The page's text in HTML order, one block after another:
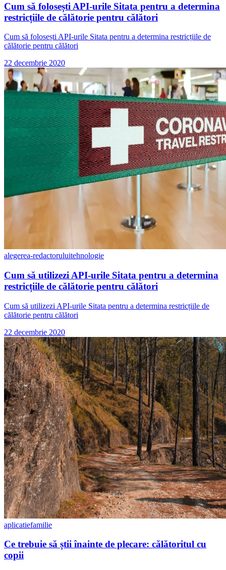
Cum să folosești API-urile Sitata pentru a determina
restricțiile de călătorie pentru călători
Cum să folosești API-urile Sitata pentru a determina restricțiile de
călătorie pentru călători
22 decembrie 2020
alegerea-redactoruluitehnologie
Cum să utilizezi API-urile Sitata pentru a determina
restricțiile de călătorie pentru călători
Cum să utilizezi API-urile Sitata pentru a determina restricțiile de
călătorie pentru călători
22 decembrie 2020
aplicatiefamilie
Ce trebuie să știi înainte de plecare: călătoritul cu
copii